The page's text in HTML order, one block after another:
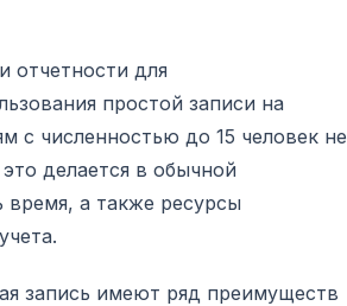
отчетности для
простой записи на
с численностью до 15 человек не
делается в обычной
время, а также ресурсы
запись имеют ряд преимуществ